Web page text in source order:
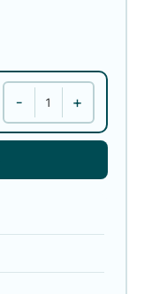
Complex B+ cantidad